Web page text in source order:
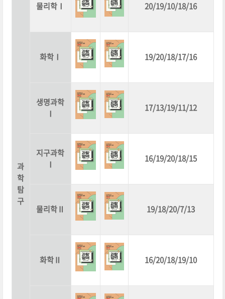
과
학
탐
구
물리학Ⅰ 20/19/10/18/16
화학Ⅰ 19/20/18/17/16
생명과학
Ⅰ
17/13/19/11/12
지구과학
Ⅰ
16/19/20/18/15
물리학Ⅱ 19/18/20/7/13
화학Ⅱ 16/20/18/19/10